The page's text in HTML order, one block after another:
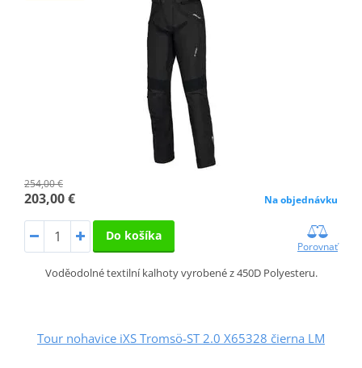
254,00 €
203,00 € Na objednávku
Do košíka
Porovnať
Voděodolné textilní kalhoty vyrobené z 450D Polyesteru.
Tour nohavice iXS Tromsö-ST 2.0 X65328 čierna LM